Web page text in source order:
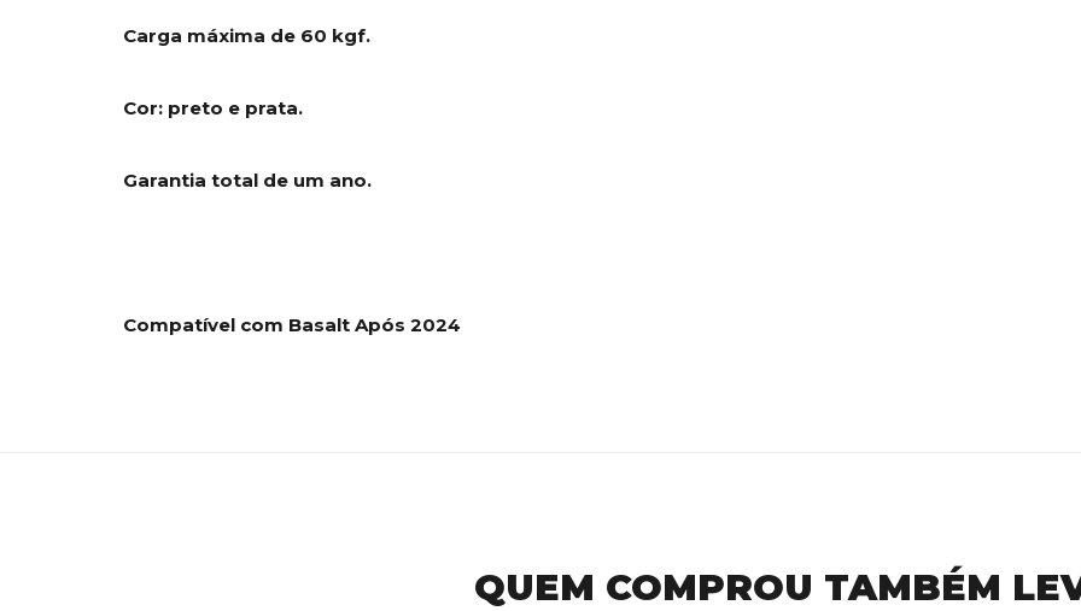
Carga máxima de 60 kgf.
Cor: preto e prata.
Garantia total de um ano.
Compatível com Basalt Após 2024
QUEM COMPROU TAMBÉM